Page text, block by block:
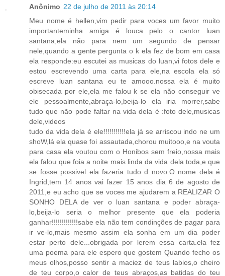
Anônimo 22 de julho de 2011 às 20:14
Meu nome é hellen,vim pedir para voces um favor muito
importanteminha amiga é louca pelo o cantor luan
santana,ela não para nem um segundo de pensar
nele,quando a gente pergunta o k ela fez de bom em casa
ela responde:eu escutei as musicas do luan,vi fotos dele e
estou escrevendo uma carta para ele,na escola ela só
escreve luan santana eu te amooo.nossa ela é muito
obisecada por ele,ela me falou k se ela não conseguir ve
ele pessoalmente,abraça-lo,beija-lo ela iria morrer,sabe
tudo que não pode faltar na vida dela é :foto dele,musicas
dele,videos
tudo da vida dela é ele!!!!!!!!!!!ela já se arriscou indo ne um
shoW,lá ela quase foi assautada,chorou muitooo,e na vouta
para casa ela voutou com o Honibos sem freio,nossa mais
ela falou que foia a noite mais linda da vida dela toda,e que
se fosse possivel ela fazeria tudo d novo.O nome dela é
Ingrid,tem 14 anos vai fazer 15 anos dia 6 de agosto de
2011,e eu acho que se voces me ajudarem a REALIZAR O
SONHO DELA de ver o luan santana e poder abraça-
lo,beija-lo seria o melhor presente que ela poderia
ganhar!!!!!!!!!!!!!sabe ela não tem condinções de pagar para
ir ve-lo,mais mesmo assim ela sonha em um dia poder
estar perto dele...obrigada por lerem essa carta.ela fez
uma poema para ele espero que gostem Quando fecho os
meus olhos,posso sentir a maciez de teus labios,o cheiro
de teu corpo,o calor de teus abraços,as batidas do teu